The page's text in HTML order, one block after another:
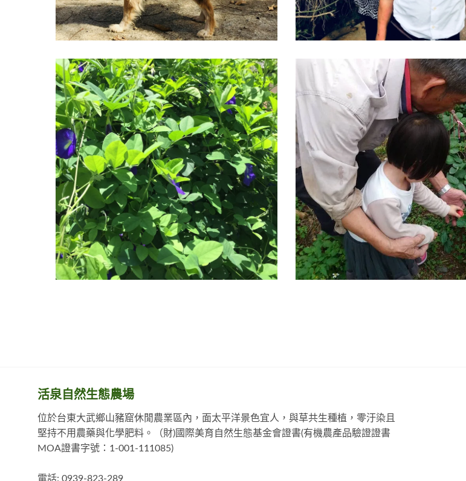
活泉自然生態農場
位於台東大武鄉山豬窟休閒農業區內，面太平洋景色宜人，與草共生種植，零汙染且
堅持不用農藥與化學肥料。（財)國際美育自然生態基金會證書(有機農產品驗證證書
MOA證書字號：1-001-111085)
電話: 0939-823-289